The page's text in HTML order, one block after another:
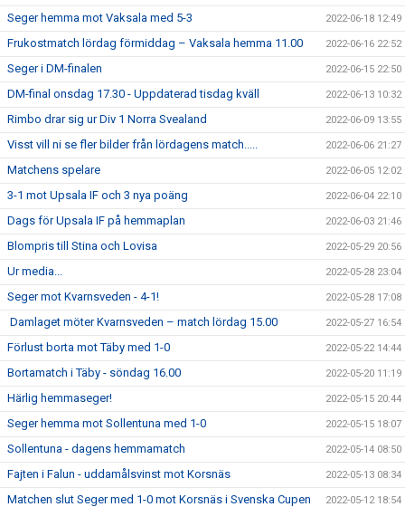
Seger hemma mot Vaksala med 5-3 2022-06-18 12:49
Frukostmatch lördag förmiddag – Vaksala hemma 11.00 2022-06-16 22:52
Seger i DM-finalen 2022-06-15 22:50
DM-final onsdag 17.30 - Uppdaterad tisdag kväll 2022-06-13 10:32
Rimbo drar sig ur Div 1 Norra Svealand 2022-06-09 13:55
Visst vill ni se fler bilder från lördagens match..... 2022-06-06 21:27
Matchens spelare 2022-06-05 12:02
3-1 mot Upsala IF och 3 nya poäng 2022-06-04 22:10
Dags för Upsala IF på hemmaplan 2022-06-03 21:46
Blompris till Stina och Lovisa 2022-05-29 20:56
Ur media... 2022-05-28 23:04
Seger mot Kvarnsveden - 4-1! 2022-05-28 17:08
Damlaget möter Kvarnsveden – match lördag 15.00 2022-05-27 16:54
Förlust borta mot Täby med 1-0 2022-05-22 14:44
Bortamatch i Täby - söndag 16.00 2022-05-20 11:19
Härlig hemmaseger! 2022-05-15 20:44
Seger hemma mot Sollentuna med 1-0 2022-05-15 18:07
Sollentuna - dagens hemmamatch 2022-05-14 08:50
Fajten i Falun - uddamålsvinst mot Korsnäs 2022-05-13 08:34
Matchen slut Seger med 1-0 mot Korsnäs i Svenska Cupen 2022-05-12 18:54